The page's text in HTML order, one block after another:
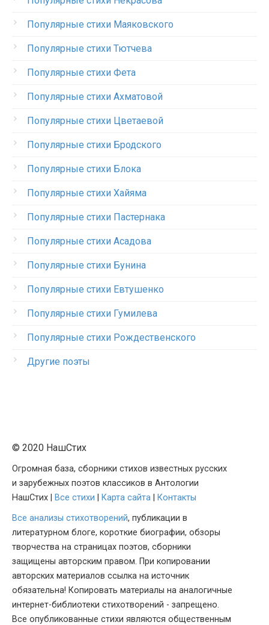
Популярные стихи Маяковского
Популярные стихи Тютчева
Популярные стихи Фета
Популярные стихи Ахматовой
Популярные стихи Цветаевой
Популярные стихи Бродского
Популярные стихи Блока
Популярные стихи Хайяма
Популярные стихи Пастернака
Популярные стихи Асадова
Популярные стихи Бунина
Популярные стихи Евтушенко
Популярные стихи Гумилева
Популярные стихи Рождественского
Другие поэты
© 2020 НашСтих
Огромная база, сборники стихов известных русских
и зарубежных поэтов классиков в Антологии
НашСтих |
Все стихи Карта сайта
Контакты
Все анализы стихотворений, публикации в
литературном блоге, короткие биографии, обзоры
творчества на страницах поэтов, сборники
защищены авторским правом. При копировании
авторских материалов ссылка на источник
обязательна! Копировать материалы на аналогичные
интернет-библиотеки стихотворений - запрещено.
Все опубликованные стихи являются общественным